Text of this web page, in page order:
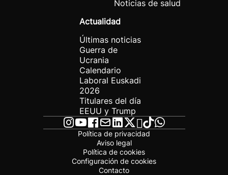
Noticias de salud
Actualidad
Últimas noticias
Guerra de
Ucrania
Calendario
Laboral Euskadi
2026
Titulares del día
EEUU y Trump
Política de privacidad
Aviso legal
Política de cookies
Configuración de cookies
Contacto